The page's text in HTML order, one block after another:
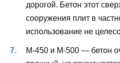
дорогой. Бетон этот
сооружения плит в
использование не
М-450 и М-500 — бетон